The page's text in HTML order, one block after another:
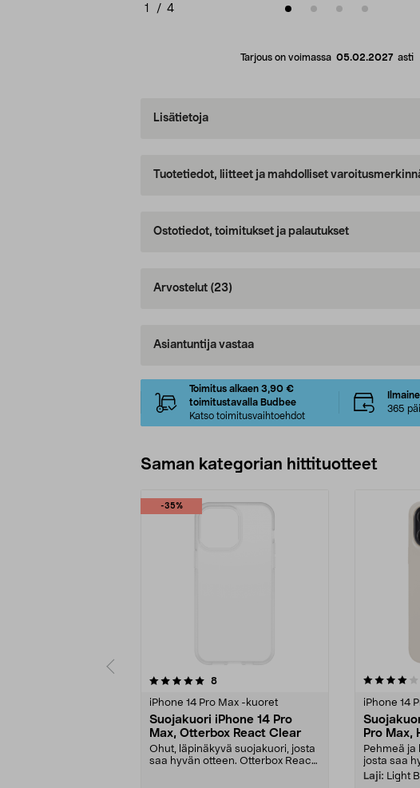
1 / 4
Tarjous on voimassa 05.02.2027asti
Lisätietoja
Tuotetiedot, liitteet ja mahdolliset
Ostotiedot, toimitukset ja palautukset
Arvostelut (23)
Asiantuntija vastaa
Toimitus alkaen 3,90 €
toimitustavalla Budbee
Katso toimitusvaihtoehdot
365
Saman kategorian hittituotteet
-35%
8arvostelut
iPhone 14 Pro Max -kuoret
Suojakuori iPhone 14 Pro
Max, Otterbox React Clear
Ohut, läpinäkyvä suojakuori, josta
saa hyvän otteen. Otterbox React
4.0 viidestä
iPhone 14
Pro Max,
Pehmeä ja
josta saa
Laji: Light